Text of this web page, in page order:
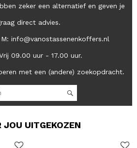
zeker een alternatief en geven je
direct advies.
info@vanostassenenkoffers.nl
09.00 uur - 17.00 uur.
met een (andere) zoekopdracht.
JOU UITGEKOZEN